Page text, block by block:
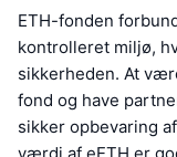
ETH-fonden
kontrolleret miljø,
sikkerheden. At
fond og have
sikker opbevaring
værdi af eETH er